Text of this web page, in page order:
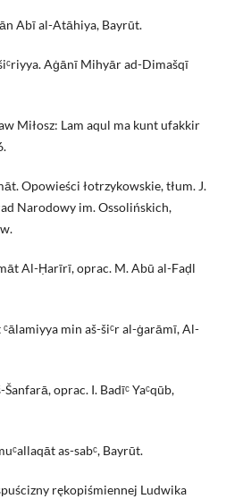
Abī al-Atāhiya, Bayrūt.
Aġānī Mihyār ad-Dimašqī
Miłosz: Lam aqul ma kunt ufakkir
Opowieści łotrzykowskie, tłum. J.
Narodowy im. Ossolińskich,
Al-Ḥarīrī, oprac. M. Abū al-Faḍl
min aš-šiᶜr al-ġarāmī, Al-
oprac. I. Badīᶜ Yaᶜqūb,
as-sabᶜ, Bayrūt.
rękopiśmiennej Ludwika